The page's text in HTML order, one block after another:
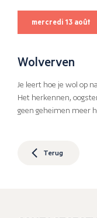
mercredi 13 août
Wolverven
Je leert hoe je wol op
Het herkennen,
geen geheimen meer
Terug